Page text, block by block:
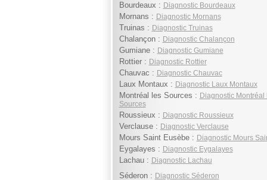
Bourdeaux : Diagnostic Bourdeaux
Mornans : Diagnostic Mornans
Truinas : Diagnostic Truinas
Chalançon : Diagnostic Chalançon
Gumiane : Diagnostic Gumiane
Rottier : Diagnostic Rottier
Chauvac : Diagnostic Chauvac
Laux Montaux : Diagnostic Laux Montaux
Montréal les Sources : Diagnostic Montréal
Sources
Roussieux : Diagnostic Roussieux
Verclause : Diagnostic Verclause
Mours Saint Eusèbe : Diagnostic Mours
Eygalayes : Diagnostic Eygalayes
Lachau : Diagnostic Lachau
Séderon : Diagnostic Séderon